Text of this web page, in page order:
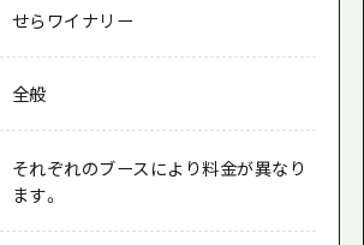
せらワイナリー
全般
それぞれのブースにより料金が異なり
ます。